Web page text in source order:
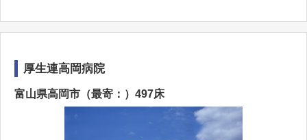
厚生連高岡病院
富山県高岡市（最寄：）497床